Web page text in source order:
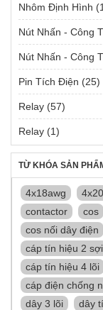
Nhôm Định Hình
Nút Nhấn - Công
Nút Nhấn - Công
Pin Tích Điện (25)
Relay (57)
Relay (1)
TỪ KHÓA SẢN
4x18awg
contactor
cos
cos nối dây điện
cáp tín hiệu 2 sợi
cáp tín hiệu 4 lõi
cáp điện chống
dây 3 lõi
dây